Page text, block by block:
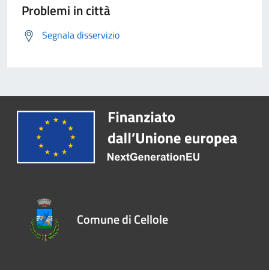
Problemi in città
Segnala disservizio
Comune di Cellole